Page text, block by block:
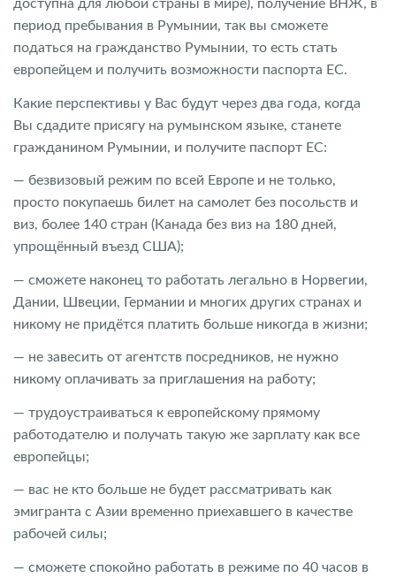
доступна для любой страны в мире), получение ВНЖ, в
период пребывания в Румынии, так вы сможете
податься на гражданство Румынии, то есть стать
европейцем и получить возможности паспорта ЕС.
Какие перспективы у Вас будут через два года, когда
Вы сдадите присягу на румынском языке, станете
гражданином Румынии, и получите паспорт ЕС:
— безвизовый режим по всей Европе и не только,
просто покупаешь билет на самолет без посольств и
виз, более 140 стран (Канада без виз на 180 дней,
упрощённый въезд США);
— сможете наконец то работать легально в Норвегии,
Дании, Швеции, Германии и многих других странах и
никому не придётся платить больше никогда в жизни;
— не завесить от агентств посредников, не нужно
никому оплачивать за приглашения на работу;
— трудоустраиваться к европейскому прямому
работодателю и получать такую же зарплату как все
европейцы;
— вас не кто больше не будет рассматривать как
эмигранта с Азии временно приехавшего в качестве
рабочей силы;
— сможете спокойно работать в режиме по 40 часов в